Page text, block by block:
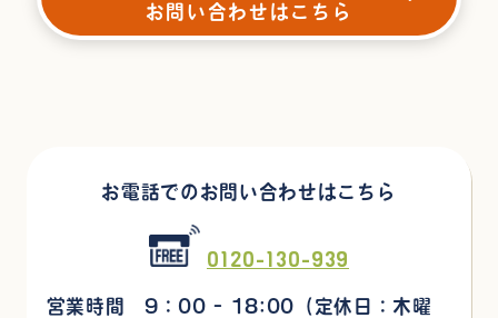
お問い合わせはこちら
お電話でのお問い合わせはこちら
0120-130-939
営業時間 9：00 - 18:00 （定休日：木曜